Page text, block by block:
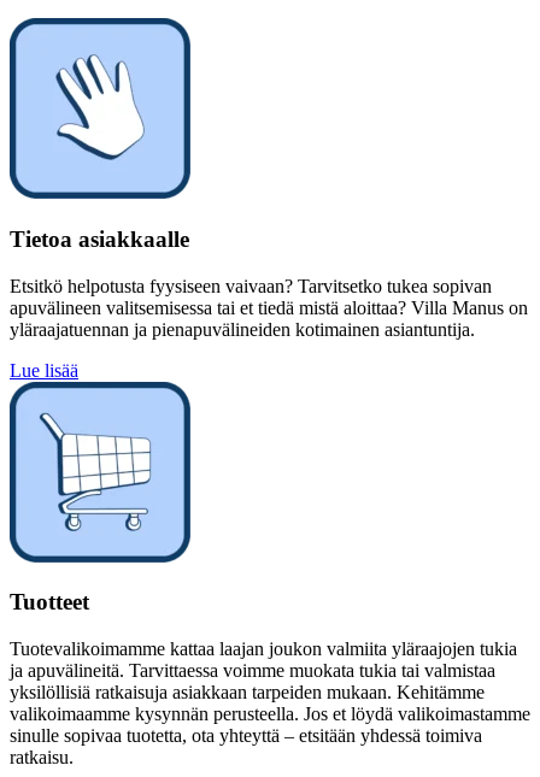
Tietoa asiakkaalle
Etsitkö helpotusta fyysiseen vaivaan? Tarvitsetko tukea sopivan
apuvälineen valitsemisessa tai et tiedä mistä aloittaa? Villa Manus on
yläraajatuennan ja pienapuvälineiden kotimainen asiantuntija.
Lue lisää
Tuotteet
Tuotevalikoimamme kattaa laajan joukon valmiita yläraajojen tukia
ja apuvälineitä. Tarvittaessa voimme muokata tukia tai valmistaa
yksilöllisiä ratkaisuja asiakkaan tarpeiden mukaan. Kehitämme
valikoimaamme kysynnän perusteella. Jos et löydä valikoimastamme
sinulle sopivaa tuotetta, ota yhteyttä – etsitään yhdessä toimiva
ratkaisu.